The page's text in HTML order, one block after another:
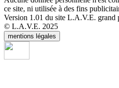
ce site, ni utilisée à des fins
Version 1.01 du site L.A.V.E. grand
© L.A.V.E. 2025
mentions légales